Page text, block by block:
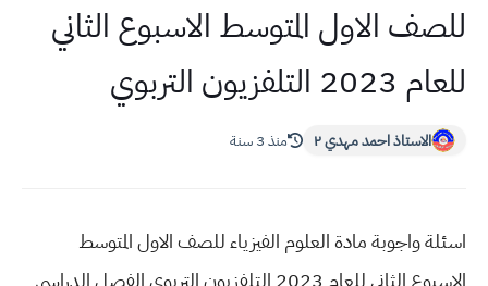
للصف الاول المتوسط الاسبوع الثاني
للعام 2023 التلفزيون التربوي
الاستاذ احمد مهدي ٢ منذ 3 سنة
اسئلة واجوبة مادة العلوم الفيزياء للصف الاول المتوسط
الاسبوع الثاني للعام 2023 التلفزيون التربوي الفصل الدراسي